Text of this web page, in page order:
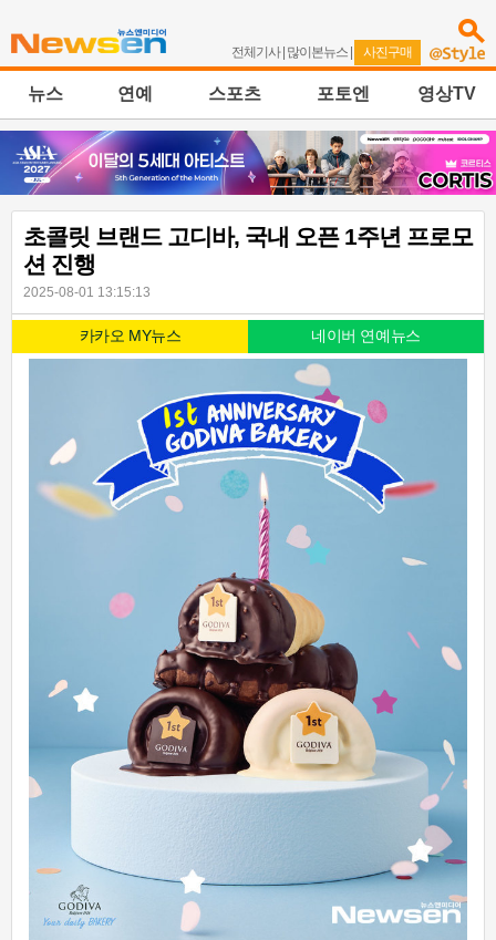
전체기사| 많이본뉴스 | 사진구매
뉴스 연예 스포츠 포토엔 영상TV
초콜릿 브랜드 고디바, 국내 오픈 1주년 프로모
션 진행
2025-08-01 13:15:13
카카오 MY뉴스 네이버 연예뉴스